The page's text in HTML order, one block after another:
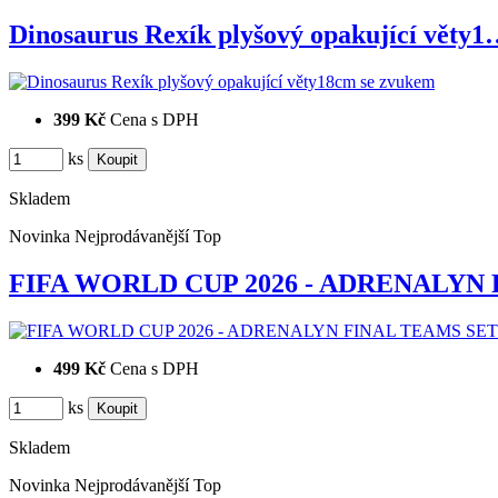
Dinosaurus Rexík plyšový opakující
399 Kč Cena s DPH
ks
Skladem
Novinka Nejprodávanější Top
FIFA WORLD CUP 2026 -
499 Kč Cena s DPH
ks
Skladem
Novinka Nejprodávanější Top